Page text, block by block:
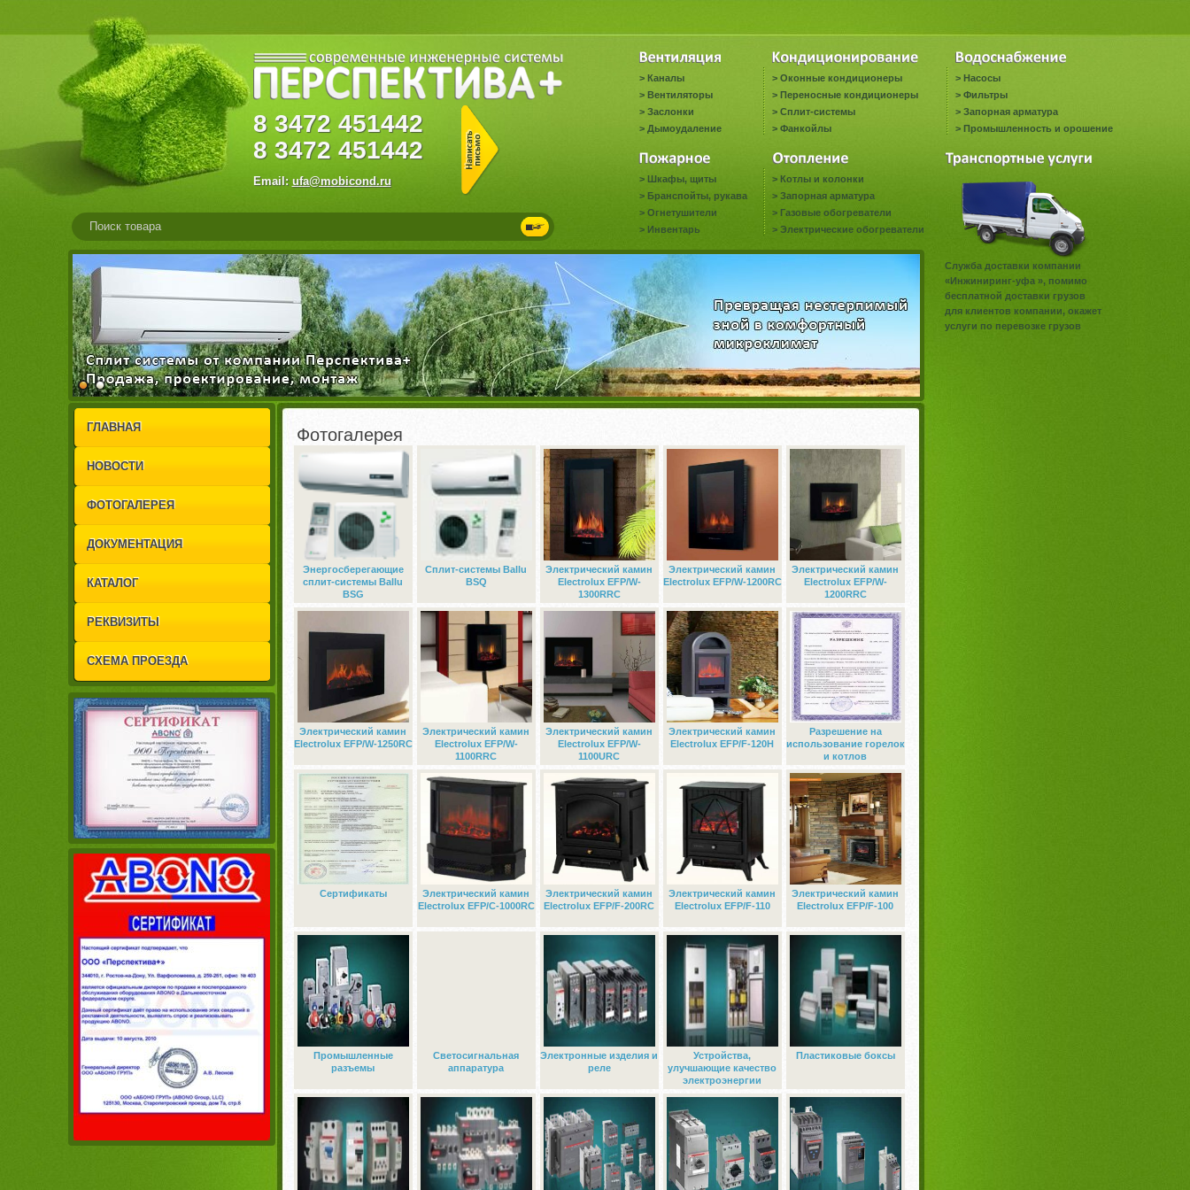
8 3472 451442
8 3472 451442
Email: ufa@mobicond.ru
> Каналы
> Вентиляторы
> Заслонки
> Дымоудаление
> Оконные кондиционеры
> Переносные кондиционеры
> Сплит-системы
> Фанкойлы
> Насосы
> Фильтры
> Запорная арматура
> Промышленность и орошение
> Шкафы, щиты
> Бранспойты, рукава
> Огнетушители
> Инвентарь
> Котлы и колонки
> Запорная арматура
> Газовые обогреватели
> Электрические обогреватели
1
2
ГЛАВНАЯ
НОВОСТИ
ФОТОГАЛЕРЕЯ
ДОКУМЕНТАЦИЯ
КАТАЛОГ
РЕКВИЗИТЫ
СХЕМА ПРОЕЗДА
Фотогалерея
Энергосберегающие
сплит-системы Ballu
BSG
Сплит-системы Ballu
BSQ
Электрический камин
Electrolux EFP/W-
1300RRC
Электрический камин
Electrolux EFP/W-1200RC
Электрический камин
Electrolux EFP/W-
1200RRC
Электрический камин
Electrolux EFP/W-1250RC
Электрический камин
Electrolux EFP/W-
1100RRC
Электрический камин
Electrolux EFP/W-
1100URC
Электрический камин
Electrolux EFP/F-120H
Разрешение на
использование горелок
и котлов
Сертификаты
Электрический камин
Electrolux EFP/C-1000RC
Электрический камин
Electrolux EFP/F-200RC
Электрический камин
Electrolux EFP/F-110
Электрический камин
Electrolux EFP/F-100
Промышленные
разъемы
Светосигнальная
аппаратура
Электронные изделия и
реле
Устройства,
улучшающие качество
электроэнергии
Пластиковые боксы
Служба доставки компании
«Инжиниринг-уфа », помимо
бесплатной доставки грузов
для клиентов компании, окажет
услуги по перевозке грузов